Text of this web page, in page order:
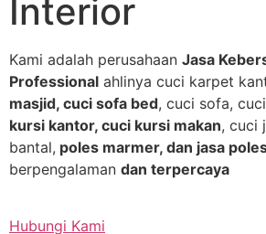
Interior
Kami adalah perusahaan Jasa
Professional ahlinya cuci karpet
masjid, cuci sofa bed, cuci sofa,
kursi kantor, cuci kursi makan, cuci
bantal, poles marmer, dan jasa
berpengalaman dan terpercaya
Hubungi Kami